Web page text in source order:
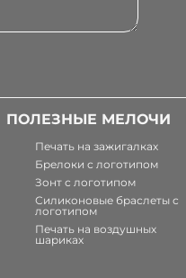
ПОЛЕЗНЫЕ МЕЛОЧИ
Печать на зажигалках
Брелоки с логотипом
Зонт с логотипом
Силиконовые браслеты с
логотипом
Печать на воздушных
шариках